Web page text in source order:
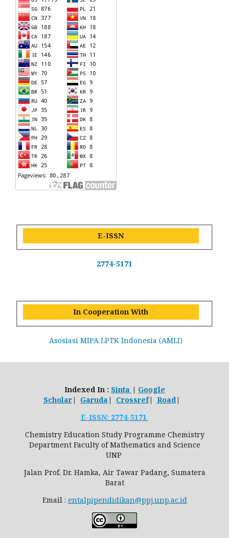
E-ISSN
2774-5171
In Cooperation With
Asosiasi MIPA LPTK Indonesia (AMLI)
Indexed In : Sinta | Google
Scholar| Garuda | Crossref| Road|
E-ISSN: 2774-5171
Chemistry Education Study Programme Chemistry
Department Faculty of Mathematics and Science
UNP
Jalan Prof. Dr. Hamka, Air Tawar Padang, Sumatera
Barat
Email : entalpipendidikan@ppj.unp.ac.id